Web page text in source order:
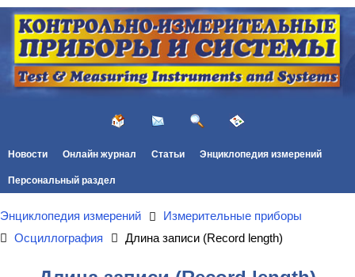
Новости Онлайн журнал Статьи Энциклопедия измерений
Персональный раздел
Энциклопедия измерений
Измерительные приборы
Осциллография
Длина записи (Record length)